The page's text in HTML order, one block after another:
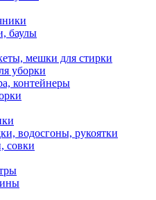
баулы
мешки для стирки
уборки
контейнеры
водосгоны, рукоятки
совки